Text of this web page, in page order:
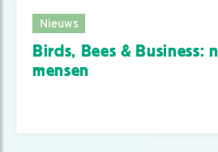
Nieuws
Birds, Bees & Business:
mensen